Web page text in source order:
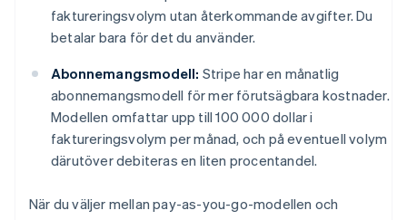
faktureringsvolym utan återkommande avgifter. Du
betalar bara för det du använder.
Abonnemangsmodell: Stripe har en månatlig
abonnemangsmodell för mer förutsägbara kostnader.
Modellen omfattar upp till 100 000 dollar i
faktureringsvolym per månad, och på eventuell volym
därutöver debiteras en liten procentandel.
När du väljer mellan pay-as-you-go-modellen och